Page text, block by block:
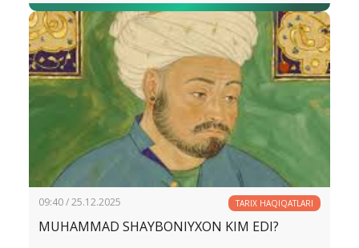
09:40 / 25.12.2025 TARIX HAQIQATLARI
MUHAMMAD SHAYBONIYXON KIM EDI?